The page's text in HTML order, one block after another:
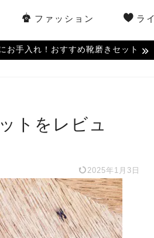
ファッション ラ
お手入れ！おすすめ靴磨きセット
トをレビュ
2025年1月3日